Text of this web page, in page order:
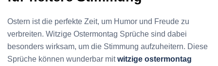
Ostern ist die perfekte Zeit, um Humor und Freude zu
verbreiten. Witzige Ostermontag Sprüche sind dabei
besonders wirksam, um die Stimmung aufzuheitern. Diese
Sprüche können wunderbar mitwitzige ostermontag